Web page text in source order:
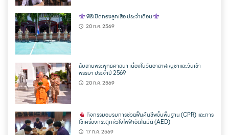
พิธีเปิดกองลูกเสือ ประจำเดือน
20 ก.ค. 2569
สืบสานพระพุทธศาสนา เนื่องในวันอาสาฬหบูชาและวันเข้า
พรรษา ประจำปี 2569
20 ก.ค. 2569
กิจกรรมอบรมการช่วยฟื้นคืนชีพขั้นพื้นฐาน (CPR) และการ
ใช้เครื่องกระตุกหัวใจไฟฟ้าอัตโนมัติ (AED)
17 ก.ค. 2569